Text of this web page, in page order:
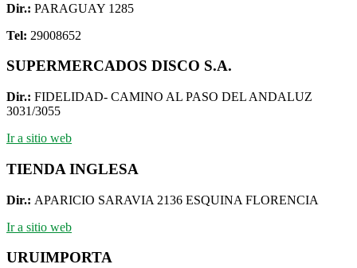
Dir.: PARAGUAY 1285
Tel: 29008652
SUPERMERCADOS DISCO S.A.
Dir.: FIDELIDAD- CAMINO AL PASO DEL ANDALUZ
3031/3055
Ir a sitio web
TIENDA INGLESA
Dir.: APARICIO SARAVIA 2136 ESQUINA FLORENCIA
Ir a sitio web
URUIMPORTA